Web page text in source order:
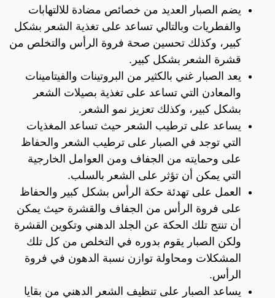
يضم الصبار العديد من خصائص مضادة للالتهابات
والفطريات وبالتالي تساعد على تغذية الشعر بشكل
كبير، وكذلك تحسين صحة فروة الرأس والتخلص من
قشرة الشعر بشكل كبير.
يعد الصبار غني بالكثير من البروتينات والفيتامينات
والمعادن التي تساعد على تغذية بصيلات الشعر
بشكل كبير، وكذلك تعزيز نمو الشعر.
يساعد على ترطيب الشعر حيث تساعد المغذيات
التي توجد في الصبار على ترطيب الشعر والحفاظ
على وحمايته من الجفاف ومن العوامل الخارجية
التي يمكن أن تؤثر على الشعر بالسلب.
العمل على تهدئة حكة الرأس بشكل كبير والحفاظ
على فروة الرأس من الجفاف والقشرة حيث يمكن
أن تنتج تلك الحكة عن الجلد الدهني وتكوين القشرة
ولكن الصبار يقوم بدوره في التخلص من كل تلك
المشكلات ومحاولة توازن نسبة الدهون في فروة
الرأس.
يساعد الصبار على تنظيف الشعر الدهني من بقايا